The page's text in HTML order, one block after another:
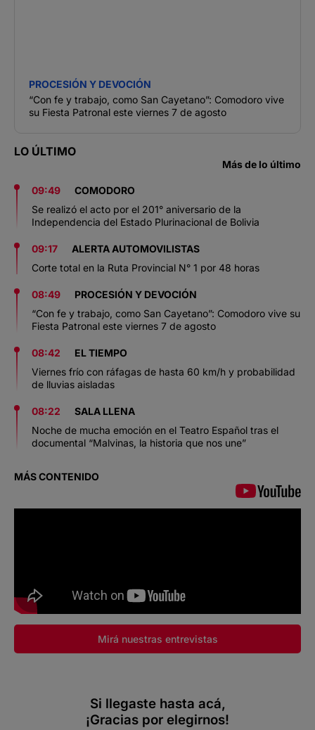
PROCESIÓN Y DEVOCIÓN
“Con fe y trabajo, como San Cayetano”: Comodoro vive
su Fiesta Patronal este viernes 7 de agosto
LO ÚLTIMO
Más de lo último
09:49
COMODORO
Se realizó el acto por el 201° aniversario de la
Independencia del Estado Plurinacional de Bolivia
09:17
ALERTA AUTOMOVILISTAS
Corte total en la Ruta Provincial N° 1 por 48 horas
08:49
PROCESIÓN Y DEVOCIÓN
“Con fe y trabajo, como San Cayetano”: Comodoro vive su
Fiesta Patronal este viernes 7 de agosto
08:42
EL TIEMPO
Viernes frío con ráfagas de hasta 60 km/h y probabilidad
de lluvias aisladas
08:22
SALA LLENA
Noche de mucha emoción en el Teatro Español tras el
documental “Malvinas, la historia que nos une”
MÁS CONTENIDO
Mirá nuestras entrevistas
Si llegaste hasta acá,
¡Gracias por elegirnos!